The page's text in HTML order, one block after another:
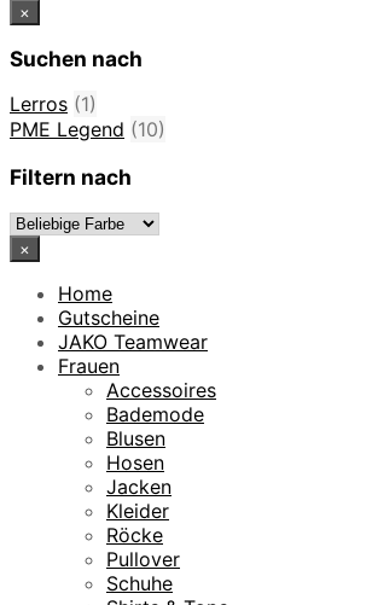
×
Suchen nach
Lerros (1)
PME Legend (10)
Filtern nach
×
Home
Gutscheine
JAKO Teamwear
Frauen
Accessoires
Bademode
Blusen
Hosen
Jacken
Kleider
Röcke
Pullover
Schuhe